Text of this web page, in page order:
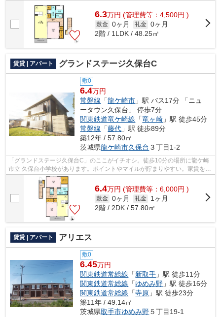
6.3万円 (管理費等：4,500円 )
敷金 0ヶ月 礼金 0ヶ月
2階 / 1LDK / 48.25㎡
賃貸 | アパート グランドステージ久保台C
敷0
6.4万円
常磐線 「龍ケ崎市 」駅 バス17分 「ニュ
ータウン久保台」 停歩7分
関東鉄道竜ケ崎線 「竜ヶ崎 」駅 徒歩45分
常磐線 「藤代 」駅 徒歩89分
築12年 / 57.80㎡
茨城県龍ケ崎市久保台 ３丁目1-2
「グランドステージ久保台C」のここがイチオシ。徒歩10分の場所に龍ケ崎
市立 久保台小学校があります。ポイントやマイルが貯まりやすい。家賃をカ
ード決済することができます。こちら...
6.4万円 (管理費等：6,000円 )
敷金 0ヶ月 礼金
1ヶ月
2階 / 2DK / 57.80㎡
賃貸 | アパート アリエス
敷0
6.45万円
関東鉄道常総線 「新取手 」駅 徒歩11分
関東鉄道常総線 「ゆめみ野 」駅 徒歩16分
関東鉄道常総線 「寺原 」駅 徒歩23分
築11年 / 49.14㎡
茨城県取手市ゆめみ野５丁目19-1